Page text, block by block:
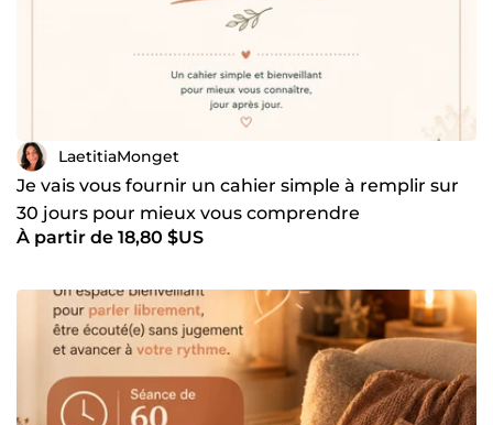
LaetitiaMonget
Je vais vous fournir un cahier simple à remplir sur
30 jours pour mieux vous comprendre
À partir de 18,80 $US